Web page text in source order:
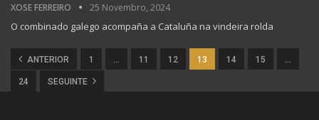
XOSE FERREIRO 25 Novembro, 2024
O combinado galego acompaña a Cataluña na vindeira rolda
ANTERIOR 1 11 12 13 14 15
24 SEGUINTE